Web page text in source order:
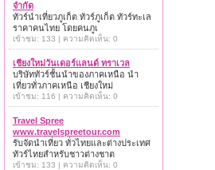
จำกัด
ทัวร์นำเที่ยวภูเก็ต ทัวร์ภูเก็ต ทัวร์ทะเล
ราคาคนไทย โดยคนภูเ
เข้าชม: 133 | ความคิดเห็น: 0
เชียงใหม่วันเดอร์แลนด์ ทราเวล
บริษัททัวร์ชั้นนำของภาคเหนือ นำ
เที่ยวทั่วภาคเหนือ เชียงใหม่
เข้าชม: 116 | ความคิดเห็น: 0
Travel Spree
www.travelspreetour.com
รับจัดนำเที่ยว ทั่วไทยและต่างประเทศ
ทัวร์ไทยสำหรับชาวต่างชาต
เข้าชม: 133 | ความคิดเห็น: 0